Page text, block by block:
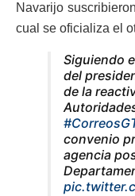
Navarijo
cual se oficializa el
Siguiendo
del
de la
convenio
agencia